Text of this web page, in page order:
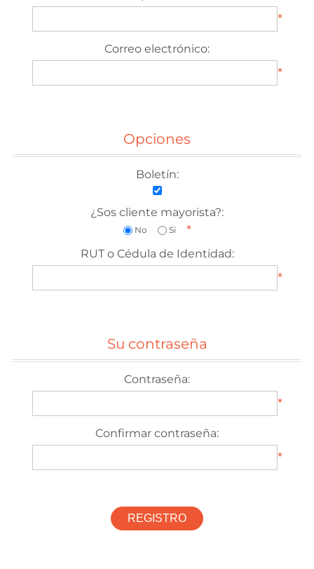
*
Correo electrónico:
*
Opciones
Boletín:
¿Sos cliente mayorista?:
No Si *
RUT o Cédula de Identidad:
*
Su contraseña
Contraseña:
*
Confirmar contraseña:
*